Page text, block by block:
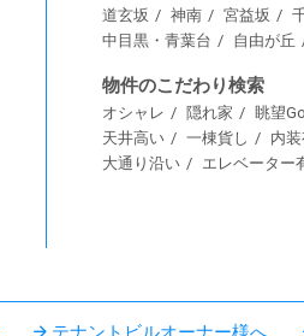
道玄坂
神南 宮益坂
中目黒・青葉台
自由が丘
物件のこだわり検索
オシャレ 隠れ家 眺望
天井高い
一棟貨し 内
大通り沿い
エレベーター